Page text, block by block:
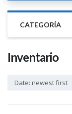
CATEGORÍA
Inventario
Date: newest first